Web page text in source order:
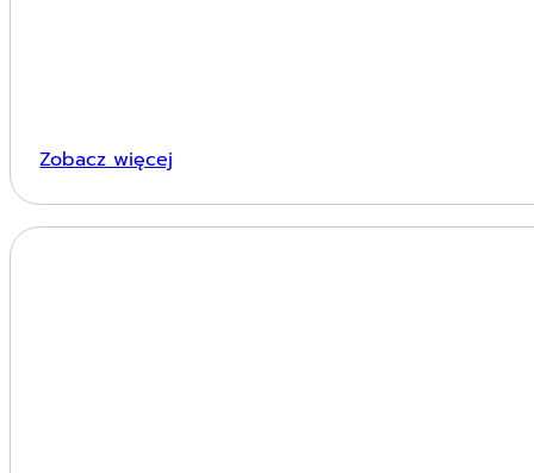
Zobacz więcej